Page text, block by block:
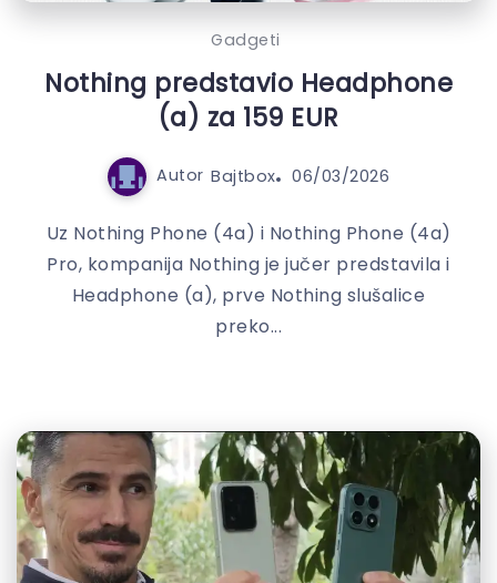
Gadgeti
Nothing predstavio Headphone
(a) za 159 EUR
Autor Bajtbox 06/03/2026
Uz Nothing Phone (4a) i Nothing Phone (4a)
Pro, kompanija Nothing je jučer predstavila i
Headphone (a), prve Nothing slušalice
preko...